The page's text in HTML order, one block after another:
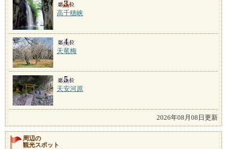
高千穂峡
天竜梅
天安河原
2026年08月08日更新
周辺の
観光スポット